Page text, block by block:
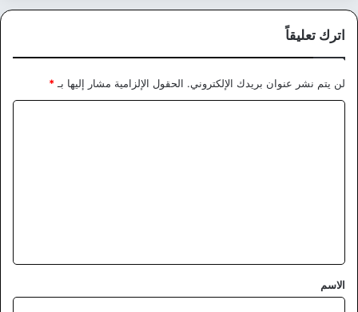
اترك تعليقاً
لن يتم نشر عنوان بريدك الإلكتروني. الحقول الإلزامية مشار إليها بـ*
*
الاسم